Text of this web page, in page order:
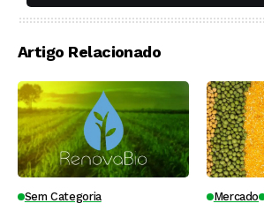
Artigo Relacionado
Sem Categoria Mercado